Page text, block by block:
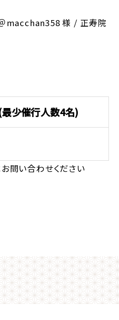
macchan358 様 / 正寿院
少催行人数4名)
問い合わせください